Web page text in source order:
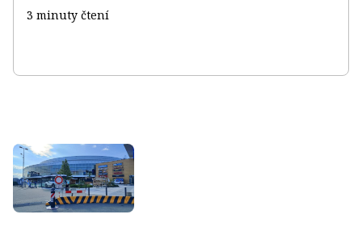
3 minuty čtení